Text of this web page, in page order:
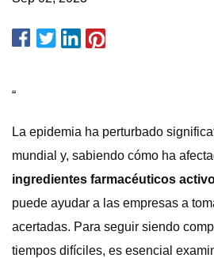
“
La epidemia ha perturbado
mundial y, sabiendo cómo ha
ingredientes farmacéuticos
puede ayudar a las empresas a
acertadas. Para seguir siendo
tiempos difíciles, es esencial